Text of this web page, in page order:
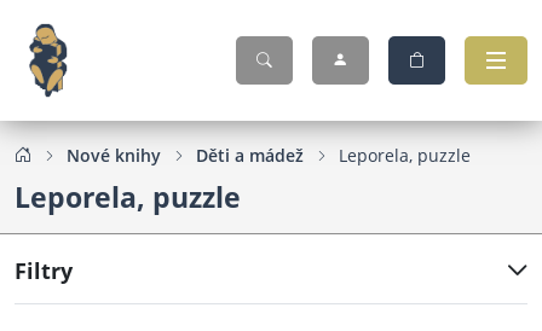
Nové knihy Děti a mádež Leporela, puzzle
Leporela, puzzle
Filtry